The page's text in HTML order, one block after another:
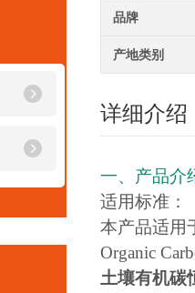
品牌
产地类别
详细介绍
一、产品介
适用标准：
本产品适用
Organic
土壤有机碳